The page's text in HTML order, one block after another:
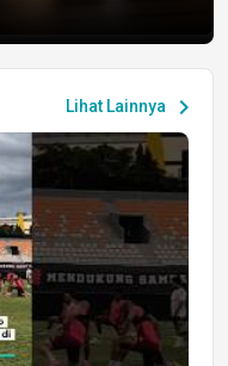
Lihat Lainnya chevron_right